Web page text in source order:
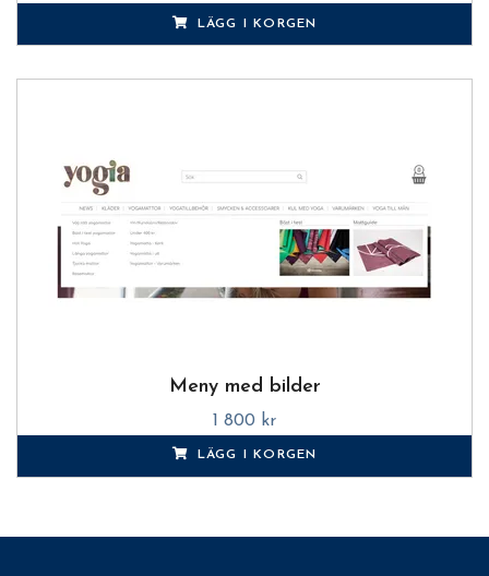
LÄGG I KORGEN
Meny med bilder
1 800 kr
LÄGG I KORGEN